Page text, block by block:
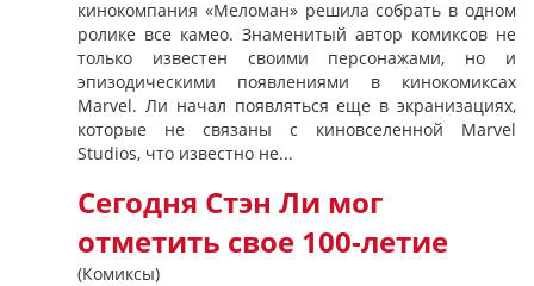
кинокомпания «Меломан» решила собрать в одном
ролике все камео. Знаменитый автор комиксов не
только известен своими персонажами, но и
эпизодическими появлениями в кинокомиксах
Marvel. Ли начал появляться еще в экранизациях,
которые не связаны с киновселенной Marvel
Studios, что известно не...
Сегодня Стэн Ли мог
отметить свое 100-летие
(Комиксы)